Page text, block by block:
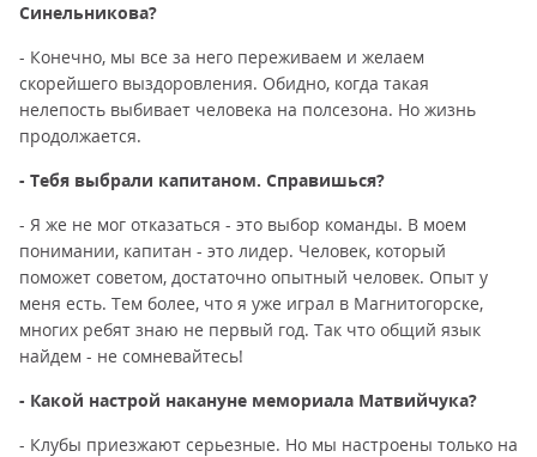
Синельникова?
- Конечно, мы все за него переживаем и желаем
скорейшего выздоровления. Обидно, когда такая
нелепость выбивает человека на полсезона. Но жизнь
продолжается.
- Тебя выбрали капитаном. Справишься?
- Я же не мог отказаться - это выбор команды. В моем
понимании, капитан - это лидер. Человек, который
поможет советом, достаточно опытный человек. Опыт у
меня есть. Тем более, что я уже играл в Магнитогорске,
многих ребят знаю не первый год. Так что общий язык
найдем - не сомневайтесь!
- Какой настрой накануне мемориала Матвийчука?
- Клубы приезжают серьезные. Но мы настроены только на